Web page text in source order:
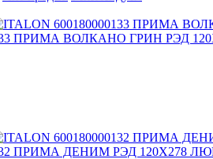
ПРИМА ВОЛКАНО ГРИН РЭД
ПРИМА ДЕНИМ РЭД 120X278